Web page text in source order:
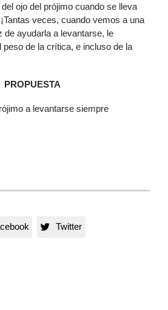
ojo del prójimo cuando se lleva
veces, cuando vemos a una
de ayudarla a levantarse, le
de la crítica, e incluso de la
PROPUESTA
a levantarse siempre
 Twitter